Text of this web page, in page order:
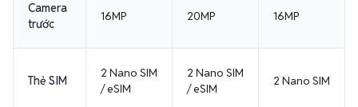
Camera
trước
16MP 20MP 16MP
Thẻ SIM
2 Nano SIM
/ eSIM
2 Nano SIM
/ eSIM
2 Nano SIM